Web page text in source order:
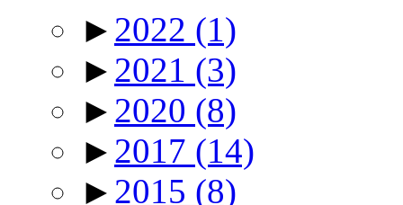
► 2022 (1)
► 2021 (3)
► 2020 (8)
► 2017 (14)
► 2015 (8)